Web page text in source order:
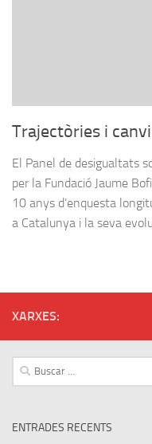
Trajectòries i
El Panel de desigualtats
per la Fundació Jaume
10 anys d’enquesta
a Catalunya i la seva
XARXES:
Buscar:
ENTRADES RECENTS